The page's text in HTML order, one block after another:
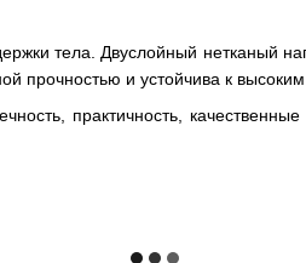
тела. Двуслойный нетканый
прочностью и устойчива к высоким
практичность,